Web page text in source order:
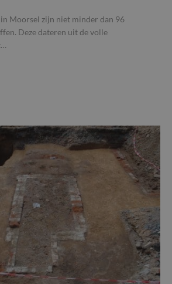
Moorsel zijn niet minder dan 96
Deze dateren uit de volle